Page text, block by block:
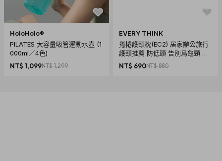
HoloHolo®
PILATES 大容量吸管運動水壺 (1
000ml／4色)
NT$ 1,099NT$ 1,299
EVERY THINK
捲捲護頸枕(EC2) 居家辦公旅行
護頸推薦 防低頭 告別烏龜頸 頸
椎養護 多色可選
NT$ 690NT$ 880